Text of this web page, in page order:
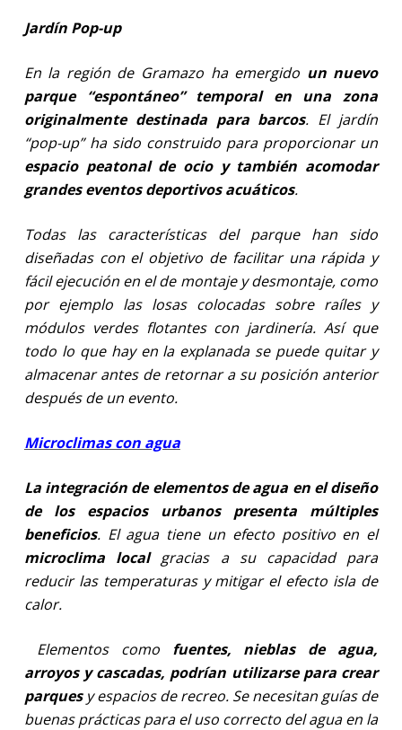
Jardín Pop-up
En la región de Gramazo ha emergido un nuevo
parque “espontáneo” temporal en una zona
originalmente destinada para barcos. El jardín
“pop-up” ha sido construido para proporcionar un
espacio peatonal de ocio y también acomodar
grandes eventos deportivos acuáticos.
Todas las características del parque han sido
diseñadas con el objetivo de facilitar una rápida y
fácil ejecución en el de montaje y desmontaje, como
por ejemplo las losas colocadas sobre raíles y
módulos verdes flotantes con jardinería. Así que
todo lo que hay en la explanada se puede quitar y
almacenar antes de retornar a su posición anterior
después de un evento.
Microclimas con agua
La integración de elementos de agua en el diseño
de los espacios urbanos presenta múltiples
beneficios. El agua tiene un efecto positivo en el
microclima localgracias a su capacidad para
reducir las temperaturas y mitigar el efecto isla de
calor.
Elementos como fuentes, nieblas de agua,
arroyos y cascadas, podrían utilizarse para crear
parquesy espacios de recreo. Se necesitan guías de
buenas prácticas para el uso correcto del agua en la